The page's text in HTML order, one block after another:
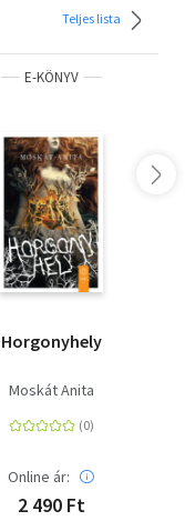
Teljes lista
E-KÖNYV
Horgonyhely
Moskát Anita
Online ár:
2 490 Ft